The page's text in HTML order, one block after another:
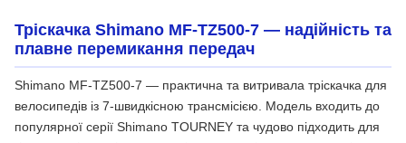
Тріскачка Shimano MF-TZ500-7 — надійність та
плавне перемикання передач
Shimano MF-TZ500-7 — практична та витривала тріскачка для
велосипедів із 7-швидкісною трансмісією. Модель входить до
популярної серії Shimano TOURNEY та чудово підходить для